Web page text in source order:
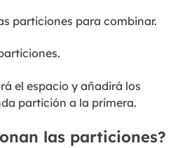
particiones para combinar.
el espacio y añadirá los
partición a la primera.
las particiones?